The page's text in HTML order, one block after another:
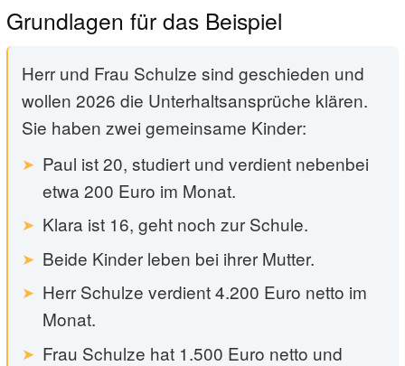
Grundlagen für das Beispiel
Herr und Frau Schulze sind geschieden und
wollen 2026 die Unterhaltsansprüche klären.
Sie haben zwei gemeinsame Kinder:
Paul ist 20, studiert und verdient nebenbei
etwa 200 Euro im Monat.
Klara ist 16, geht noch zur Schule.
Beide Kinder leben bei ihrer Mutter.
Herr Schulze verdient 4.200 Euro netto im
Monat.
Frau Schulze hat 1.500 Euro netto und